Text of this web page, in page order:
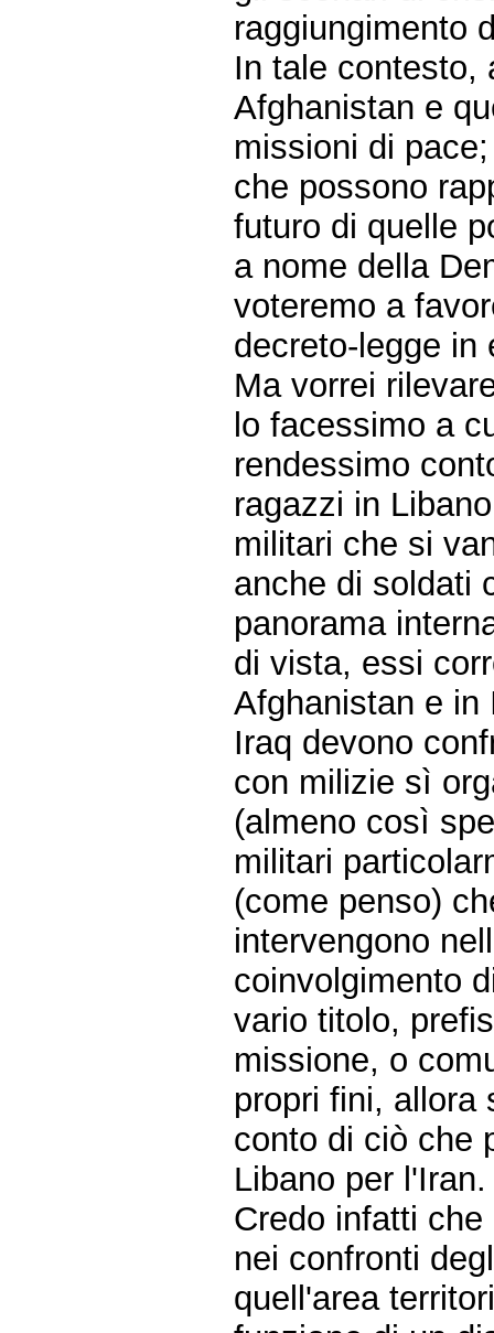
raggiungimento
In tale contesto,
Afghanistan e
missioni di
che possono
futuro di quelle
a nome della
voteremo a
decreto-legge in
Ma vorrei
lo facessimo a
rendessimo
ragazzi in
militari che si
anche di soldati
panorama
di vista, essi
Afghanistan e in
Iraq devono
con milizie sì
(almeno così
militari
(come penso)
intervengono
coinvolgimento
vario titolo,
missione, o
propri fini, allora
conto di ciò che
Libano per l'Iran.
Credo infatti
nei confronti
quell'area